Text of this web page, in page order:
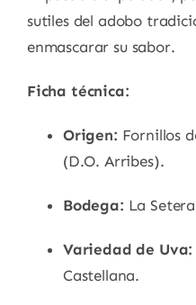
sutiles del adobo
enmascarar su sabor.
Ficha técnica:
Origen: Fornillos
(D.O. Arribes).
Bodega: La
Variedad de Uva:
Castellana.